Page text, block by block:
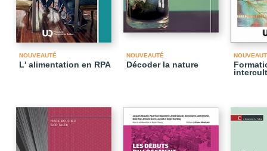
NOUVEAUTÉ
L' alimentation en RPA
NOUVEAUTÉ
Décoder la nature